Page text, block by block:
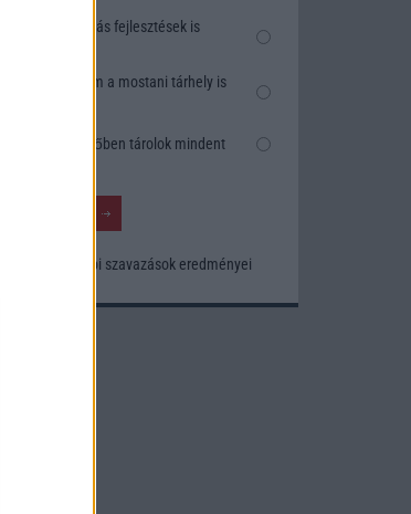
Talán, ha más fejlesztések is
Nem, nekem a mostani tárhely is
Inkább felhőben tárolok mindent
Korábbi szavazások eredményei